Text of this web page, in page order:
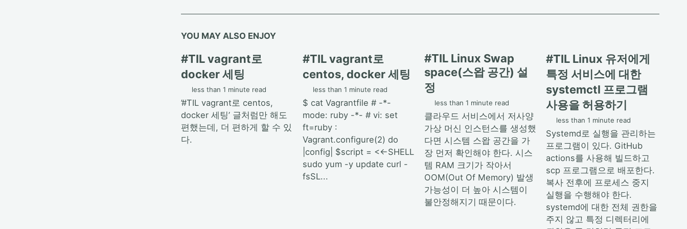
YOU MAY ALSO ENJOY
#TIL vagrant로
docker 세팅
less than 1 minute read
’#TIL vagrant로 centos,
docker 세팅’ 글처럼만 해도
편했는데, 더 편하게 할 수 있
다.
#TIL vagrant로
centos, docker 세팅
less than 1 minute read
$ cat Vagrantfile # -*-
mode: ruby -*- # vi: set
ft=ruby :
Vagrant.configure(2) do
|config| $script = <<-SHELL
sudo yum -y update curl -
fsSL...
#TIL Linux Swap
space(스왑 공간) 설
정
less than 1 minute read
클라우드 서비스에서 저사양
가상 머신 인스턴스를 생성했
다면 시스템 스왑 공간을 가
장 먼저 확인해야 한다. 시스
템 RAM 크기가 작아서
OOM(Out Of Memory) 발생
가능성이 더 높아 시스템이
불안정해지기 때문이다.
#TIL Linux 유저에게
특정 서비스에 대한
systemctl 프로그램
사용을 허용하기
less than 1 minute read
Systemd로 실행을 관리하는
프로그램이 있다. GitHub
actions를 사용해 빌드하고
scp 프로그램으로 배포한다.
복사 전후에 프로세스 중지
실행을 수행해야 한다.
systemd에 대한 전체 권한을
주지 않고 특정 디렉터리에